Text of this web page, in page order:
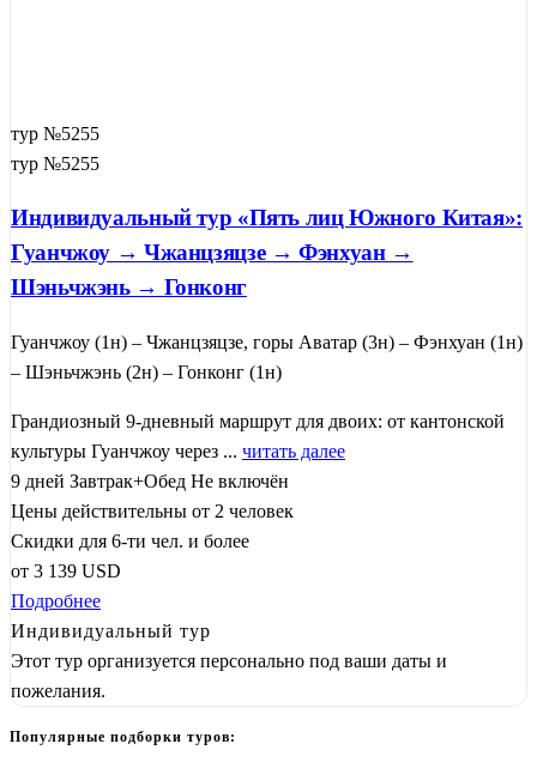
тур №5255
тур №5255
Индивидуальный тур «Пять лиц Южного Китая»:
Гуанчжоу → Чжанцзяцзе → Фэнхуан →
Шэньчжэнь → Гонконг
Гуанчжоу (1н) – Чжанцзяцзе, горы Аватар (3н) – Фэнхуан (1н)
– Шэньчжэнь (2н) – Гонконг (1н)
Грандиозный 9-дневный маршрут для двоих: от кантонской
культуры Гуанчжоу через ... читать далее
9 дней Завтрак+Обед Не включён
Цены действительны от 2 человек
Скидки для 6-ти чел. и более
от 3 139 USD
Подробнее
Индивидуальный тур
Этот тур организуется персонально под ваши даты и
пожелания.
Популярные подборки туров: